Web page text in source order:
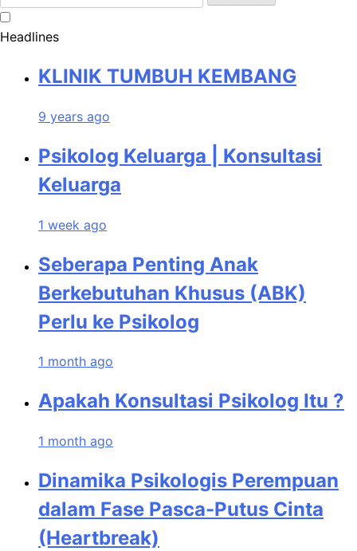
for:
Headlines
KLINIK TUMBUH KEMBANG
9 years ago
Psikolog Keluarga | Konsultasi
Keluarga
1 week ago
Seberapa Penting Anak
Berkebutuhan Khusus (ABK)
Perlu ke Psikolog
1 month ago
Apakah Konsultasi Psikolog Itu ?
1 month ago
Dinamika Psikologis Perempuan
dalam Fase Pasca-Putus Cinta
(Heartbreak)